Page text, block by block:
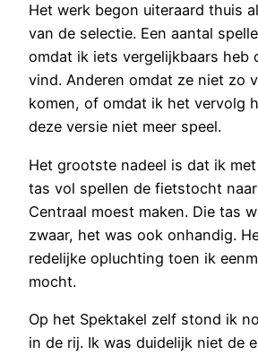
Het werk begon uiteraard thuis
van de selectie. Een aantal
omdat ik iets vergelijkbaars heb
vind. Anderen omdat ze niet zo
komen, of omdat ik het vervolg
deze versie niet meer speel.
Het grootste nadeel is dat ik
tas vol spellen de fietstocht
Centraal moest maken. Die tas
zwaar, het was ook onhandig.
redelijke opluchting toen ik
mocht.
Op het Spektakel zelf stond ik
in de rij. Ik was duidelijk niet de